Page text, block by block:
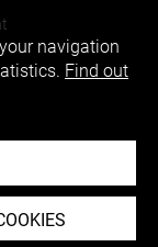
navigation
Find out